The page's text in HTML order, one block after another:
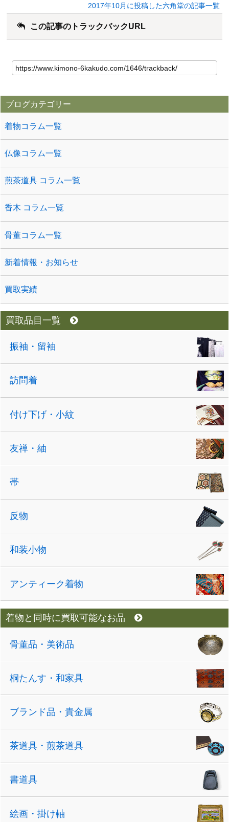
2017年10月に投稿した六角堂の記事一覧
この記事のトラックバックURL
ブログカテゴリー
着物コラム一覧
仏像コラム一覧
煎茶道具 コラム一覧
香木 コラム一覧
骨董コラム一覧
新着情報・お知らせ
買取実績
買取品目一覧
振袖・留袖
訪問着
付け下げ・小紋
友禅・紬
帯
反物
和装小物
アンティーク着物
着物と同時に買取可能なお品
骨董品・美術品
桐たんす・和家具
ブランド品・貴金属
茶道具・煎茶道具
書道具
絵画・掛け軸